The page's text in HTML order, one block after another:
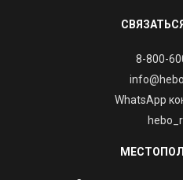
8-800-
WhatsApp